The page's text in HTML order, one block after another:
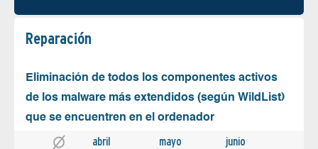
Reparación
Eliminación de todos los componentes activos
de los malware más extendidos (según WildList)
que se encuentren en el ordenador
abril mayo junio